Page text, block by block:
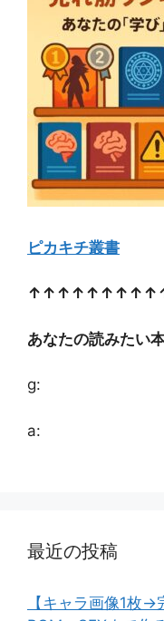
ピカキチ叢書
あなたの読みたい
g:
a:
最近の投稿
【キャラ画像1枚→